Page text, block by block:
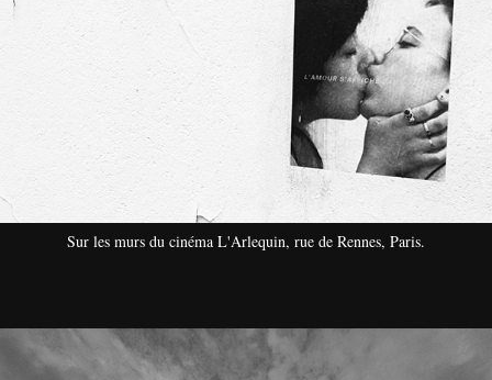
Sur les murs du cinéma L'Arlequin, rue de Rennes, Paris.